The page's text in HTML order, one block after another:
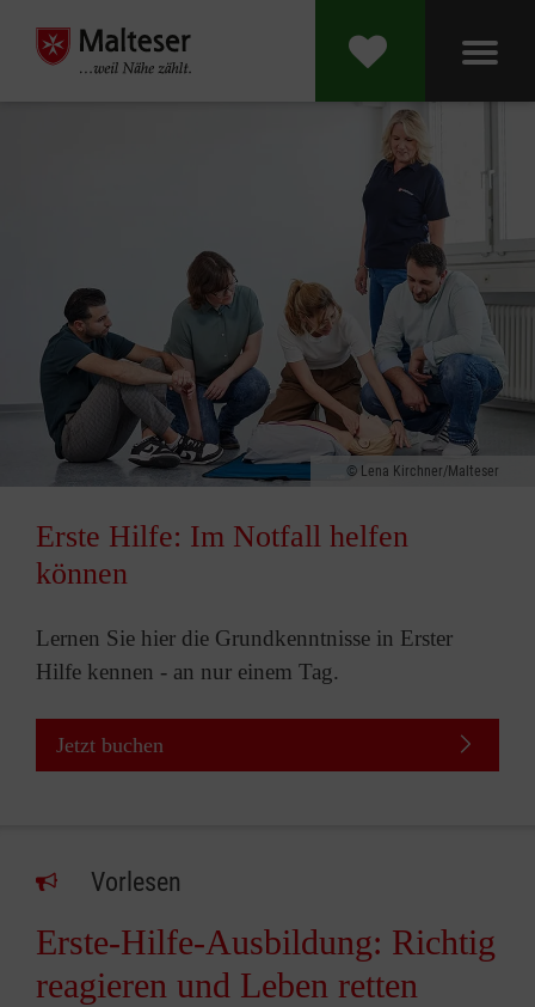
Lena Kirchner/Malteser
Erste Hilfe: Im Notfall helfen
können
Lernen Sie hier die Grundkenntnisse in Erster
Hilfe kennen - an nur einem Tag.
Jetzt buchen
Vorlesen
Erste-Hilfe-Ausbildung: Richtig
reagieren und Leben retten